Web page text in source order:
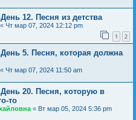
12. Песня из детства
« Чт мар 07, 2024 12:12 pm
1 2
5. Песня, которая должна
« Чт мар 07, 2024 11:50 am
20. Песня, которую в
то
« Вт мар 05, 2024 5:36 pm